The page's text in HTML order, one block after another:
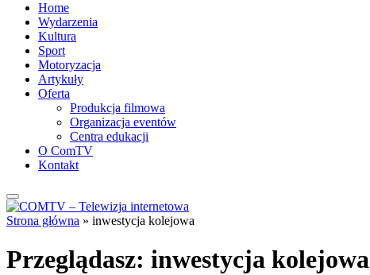
Home
Wydarzenia
Kultura
Sport
Motoryzacja
Artykuły
Oferta
Produkcja filmowa
Organizacja eventów
Centra edukacji
O ComTV
Kontakt
Strona główna » inwestycja kolejowa
Przeglądasz: inwestycja kolejowa